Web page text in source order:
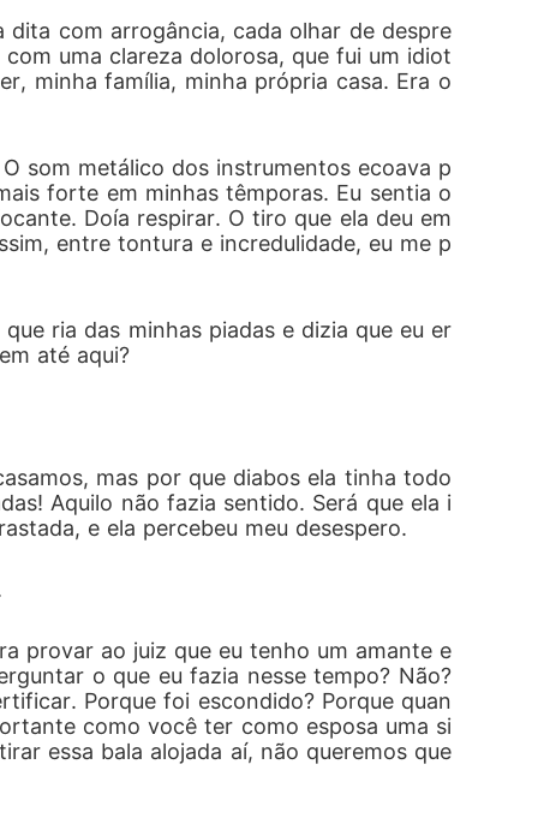
consegue responder:
com arrogância, cada olhar de despre
uma clareza dolorosa, que fui um idiot
minha família, minha própria casa. Era o
som metálico dos instrumentos ecoava p
forte em minhas têmporas. Eu sentia o
Doía respirar. O tiro que ela deu em
entre tontura e incredulidade, eu me p
ria das minhas piadas e dizia que eu er
até aqui?
mas por que diabos ela tinha todo
Aquilo não fazia sentido. Será que ela i
e ela percebeu meu desespero.
provar ao juiz que eu tenho um amante e
o que eu fazia nesse tempo? Não?
Porque foi escondido? Porque quan
como você ter como esposa uma si
essa bala alojada aí, não queremos que